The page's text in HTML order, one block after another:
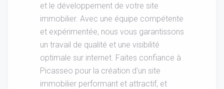
et le développement de votre site
immobilier. Avec une équipe compétente
et expérimentée, nous vous garantissons
un travail de qualité et une visibilité
optimale sur internet. Faites confiance à
Picasseo pour la création d'un site
immobilier performant et attractif, et